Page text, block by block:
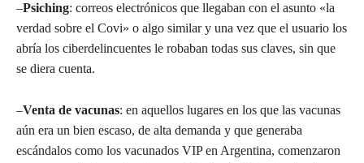
–Psiching: correos electrónicos que llegaban con el asunto «la
verdad sobre el Covi» o algo similar y una vez que el usuario los
abría los ciberdelincuentes le robaban todas sus claves, sin que
se diera cuenta.
–Venta de vacunas: en aquellos lugares en los que las vacunas
aún era un bien escaso, de alta demanda y que generaba
escándalos como los vacunados VIP en Argentina, comenzaron